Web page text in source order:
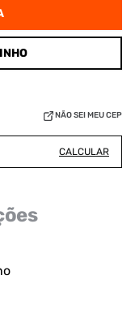
NÃO SEI MEU CEP
CALCULAR